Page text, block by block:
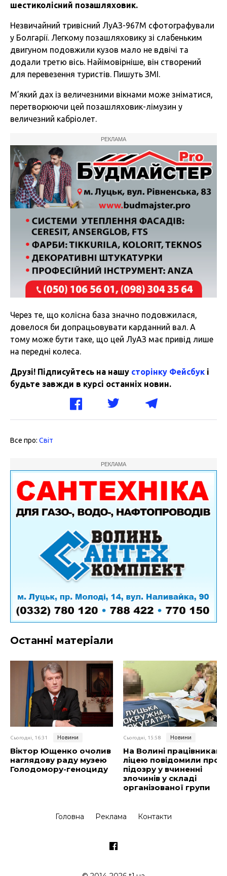
шестиколісний позашляховик.
Незвичайний тривісний ЛуАЗ-967М сфотографували
у Болгарії. Легкому позашляховику зі слабеньким
двигуном подовжили кузов мало не вдвічі та
додали третю вісь. Найімовірніше, він створений
для перевезення туристів. Пишуть ЗМІ.
М’який дах із величезними вікнами може зніматися,
перетворюючи цей позашляховик-лімузин у
величезний кабріолет.
РЕКЛАМА
Через те, що колісна база значно подовжилася,
довелося би допрацьовувати карданний вал. А
тому може бути таке, що цей ЛуАЗ має привід лише
на передні колеса.
Друзі! Підписуйтесь на нашу сторінку Фейсбук і
будьте завжди в курсі останніх новин.
Все про: Світ
РЕКЛАМА
Останні матеріали
Сьогодні, 16:31 Новини
Віктор Ющенко очолив
наглядову раду музею
Голодомору-геноциду
Сьогодні, 15:58 Новини
На Волині працівникам
ліцею повідомили про
підозру у вчиненні
злочинів у складі
організованої групи
Головна Реклама Контакти